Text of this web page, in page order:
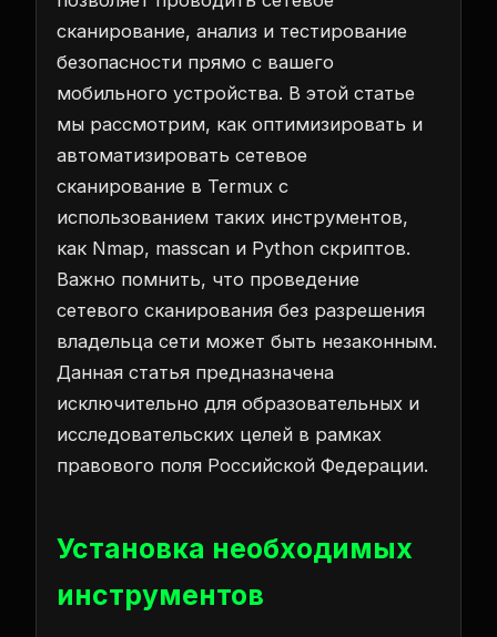
сканирование, анализ и тестирование
безопасности прямо с вашего
мобильного устройства. В этой статье
мы рассмотрим, как оптимизировать и
автоматизировать сетевое
сканирование в Termux с
использованием таких инструментов,
как Nmap, masscan и Python скриптов.
Важно помнить, что проведение
сетевого сканирования без разрешения
владельца сети может быть незаконным.
Данная статья предназначена
исключительно для образовательных и
исследовательских целей в рамках
правового поля Российской Федерации.
Установка необходимых
инструментов